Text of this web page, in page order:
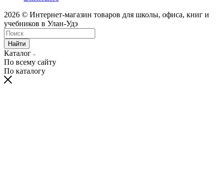
2026 © Интернет-магазин товаров для школы, офиса, книг и
учебников в Улан-Удэ
Найти
Каталог
По всему сайту
По каталогу